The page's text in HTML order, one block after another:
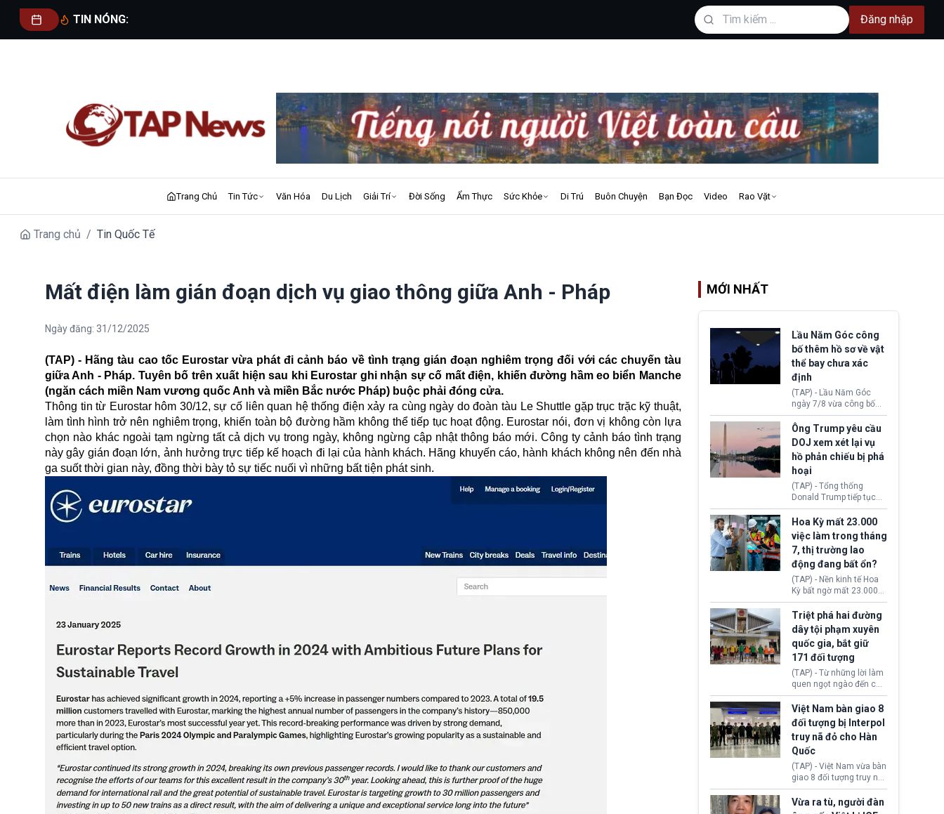
TIN NÓNG: Đăng nhập
Trang Chủ Tin Tức Văn Hóa Du Lịch Giải Trí Đời Sống Ẩm Thực Sức Khỏe Di Trú Buôn Chuyện Bạn Đọc Video Rao Vặt
Trang chủ / Tin Quốc Tế
Mất điện làm gián đoạn dịch vụ giao thông giữa Anh - Pháp
Ngày đăng: 31/12/2025
(TAP) - Hãng tàu cao tốc Eurostar vừa phát đi cảnh báo về tình trạng gián đoạn nghiêm trọng đối với các chuyến tàu
giữa Anh - Pháp. Tuyên bố trên xuất hiện sau khi Eurostar ghi nhận sự cố mất điện, khiến đường hầm eo biển Manche
(ngăn cách miền Nam vương quốc Anh và miền Bắc nước Pháp) buộc phải đóng cửa.
Thông tin từ Eurostar hôm 30/12, sự cố liên quan hệ thống điện xảy ra cùng ngày do đoàn tàu Le Shuttle gặp trục trặc kỹ thuật,
làm tình hình trở nên nghiêm trọng, khiến toàn bộ đường hầm không thể tiếp tục hoạt động. Eurostar nói, đơn vị không còn lựa
chọn nào khác ngoài tạm ngừng tất cả dịch vụ trong ngày, không ngừng cập nhật thông báo mới. Công ty cảnh báo tình trạng
này gây gián đoạn lớn, ảnh hưởng trực tiếp kế hoạch đi lại của hành khách. Hãng khuyến cáo, hành khách không nên đến nhà
ga suốt thời gian này, đồng thời bày tỏ sự tiếc nuối vì những bất tiện phát sinh.
MỚI NHẤT
Lầu Năm Góc công
bố thêm hồ sơ về vật
thể bay chưa xác
định
(TAP) - Lầu Năm Góc
ngày 7/8 vừa công bố
thêm 41 hồ sơ liên quan
đến UFO hay còn được
gọi là hiện tượng bất
thường chưa xác định
(UAP). Những tài liệu này
bao gồm hình ảnh,
video, báo cáo từ nhiều
cơ quan khác nhau như
Cục Điều tra Liên bang
(FBI), Cơ quan Tình báo
Trung ương (CIA) và Bộ
Ngoại giao (DOS).
Ông Trump yêu cầu
DOJ xem xét lại vụ
hồ phản chiếu bị phá
hoại
(TAP) - Tổng thống
Donald Trump tiếp tục
cho rằng, hồ phản chiếu
trước Đài tưởng niệm
Lincoln bị phá hoại. Lãnh
đạo Nhà Trắng yêu cầu
Bộ Tư pháp (DOJ) xem
xét lại quyết định hủy
truy tố những cá nhân bị
nghi ngờ làm hư hại
công trình.
Hoa Kỳ mất 23.000
việc làm trong tháng
7, thị trường lao
động đang bất ổn?
(TAP) - Nền kinh tế Hoa
Kỳ bất ngờ mất 23.000
việc làm vào tháng 7,
cho thấy thị trường lao
động có dấu hiệu suy
yếu sau thời gian duy trì
tương đối ổn định suốt
nửa năm 2026.
Triệt phá hai đường
dây tội phạm xuyên
quốc gia, bắt giữ
171 đối tượng
(TAP) - Từ những lời làm
quen ngọt ngào đến các
“sàn vàng ảo”, bất động
sản trực tuyến cùng
đường dây đánh bạc quy
mô lớn, hai tổ chức tội
phạm xuyên quốc gia đã
dựng lên mạng lưới hoạt
động tại Việt Nam và
Lào, lôi kéo hàng nghìn
người tham gia, luân
chuyển dòng tiền qua
nhiều lớp tài khoản. Sau
Việt Nam bàn giao 8
đối tượng bị Interpol
truy nã đỏ cho Hàn
Quốc
(TAP) - Việt Nam vừa bàn
giao 8 đối tượng truy nã
đỏ Interpol cho lực lượng
chức năng Hàn Quốc.
Nhóm này bị xác định
Vừa ra tù, người đàn